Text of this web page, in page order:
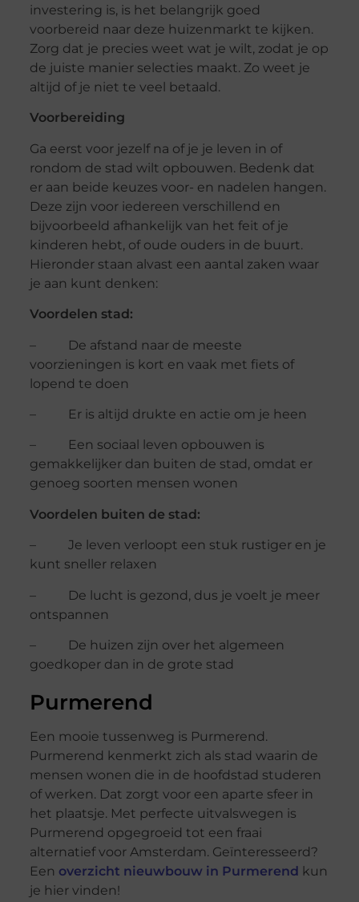
investering is, is het belangrijk goed
voorbereid naar deze huizenmarkt te kijken.
Zorg dat je precies weet wat je wilt, zodat je op
de juiste manier selecties maakt. Zo weet je
altijd of je niet te veel betaald.
Voorbereiding
Ga eerst voor jezelf na of je je leven in of
rondom de stad wilt opbouwen. Bedenk dat
er aan beide keuzes voor- en nadelen hangen.
Deze zijn voor iedereen verschillend en
bijvoorbeeld afhankelijk van het feit of je
kinderen hebt, of oude ouders in de buurt.
Hieronder staan alvast een aantal zaken waar
je aan kunt denken:
Voordelen stad:
– De afstand naar de meeste
voorzieningen is kort en vaak met fiets of
lopend te doen
– Er is altijd drukte en actie om je heen
– Een sociaal leven opbouwen is
gemakkelijker dan buiten de stad, omdat er
genoeg soorten mensen wonen
Voordelen buiten de stad:
– Je leven verloopt een stuk rustiger en je
kunt sneller relaxen
– De lucht is gezond, dus je voelt je meer
ontspannen
– De huizen zijn over het algemeen
goedkoper dan in de grote stad
Purmerend
Een mooie tussenweg is Purmerend.
Purmerend kenmerkt zich als stad waarin de
mensen wonen die in de hoofdstad studeren
of werken. Dat zorgt voor een aparte sfeer in
het plaatsje. Met perfecte uitvalswegen is
Purmerend opgegroeid tot een fraai
alternatief voor Amsterdam. Geïnteresseerd?
Een overzicht nieuwbouw in Purmerend kun
je hier vinden!